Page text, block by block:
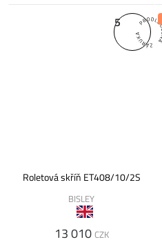
5
Roletová skříň ET408/10/2S
BISLEY
13 010 CZK